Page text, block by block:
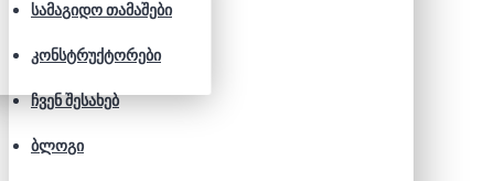
ᲡᲐᲛᲐᲒᲘᲓᲝ ᲗᲐᲛᲐᲨᲔᲑᲘ
ᲙᲝᲜᲡᲢᲠᲣᲥᲢᲝᲠᲔᲑᲘ
ᲩᲕᲔᲜ ᲨᲔᲡᲐᲮᲔᲑ
ᲑᲚᲝᲒᲘ